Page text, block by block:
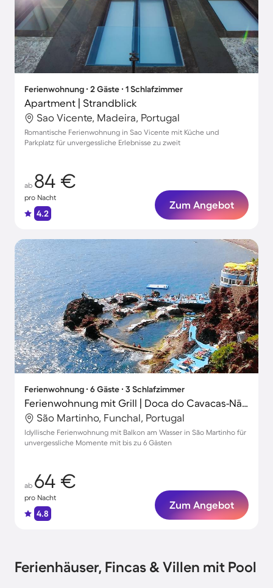
Ferienwohnung ∙ 2 Gäste ∙ 1 Schlafzimmer
Apartment | Strandblick
Sao Vicente, Madeira, Portugal
Romantische Ferienwohnung in Sao Vicente mit Küche und
Parkplatz für unvergessliche Erlebnisse zu zweit
ab 84 €
pro Nacht
4.2
Zum Angebot
Ferienwohnung ∙ 6 Gäste ∙ 3 Schlafzimmer
Ferienwohnung mit Grill | Doca do Cavacas-Nähe | Naturblick
São Martinho, Funchal, Portugal
Idyllische Ferienwohnung mit Balkon am Wasser in São Martinho für
unvergessliche Momente mit bis zu 6 Gästen
ab 64 €
pro Nacht
4.8
Zum Angebot
Ferienhäuser, Fincas & Villen mit Pool